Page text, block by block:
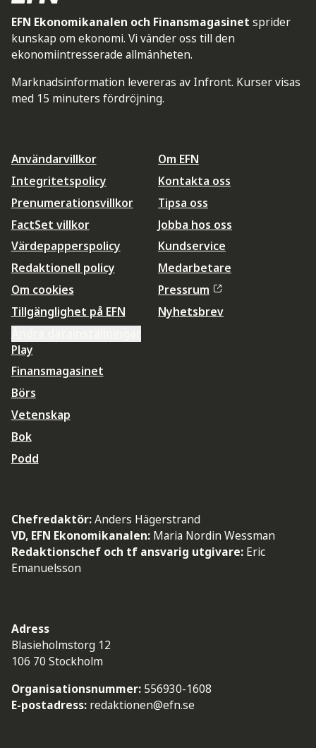
EFN Ekonomikanalen och Finansmagasinet sprider
kunskap om ekonomi. Vi vänder oss till den
ekonomiintresserade allmänheten.
Marknadsinformation levereras av Infront. Kurser visas
med 15 minuters fördröjning.
Användarvillkor
Integritetspolicy
Prenumerationsvillkor
FactSet villkor
Värdepapperspolicy
Redaktionell policy
Om cookies
Tillgänglighet på EFN
Om EFN
Kontakta oss
Tipsa oss
Jobba hos oss
Kundservice
Medarbetare
Pressrum
Nyhetsbrev
Play
Finansmagasinet
Börs
Vetenskap
Bok
Podd
Chefredaktör:Anders Hägerstrand
VD, EFN Ekonomikanalen: Maria Nordin Wessman
Redaktionschef och tf ansvarig utgivare: Eric
Emanuelsson
Adress
Blasieholmstorg 12
106 70 Stockholm
Organisationsnummer: 556930-1608
E-postadress: redaktionen@efn.se